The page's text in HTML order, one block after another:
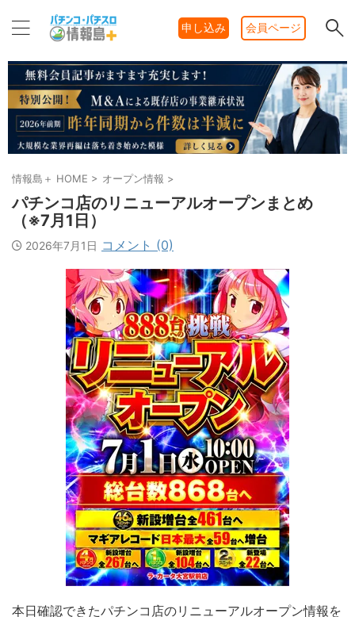
申し込み 会員ページ
情報島＋ HOME > オープン情報 >
パチンコ店のリニューアルオープンまとめ
（※7月1日）
2026年7月1日 コメント (0)
本日確認できたパチンコ店のリニューアルオープン情報を